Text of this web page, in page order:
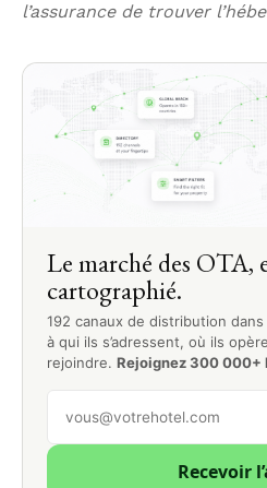
l’assurance de trouver
Le marché des OTA,
cartographié.
192 canaux de distribution
à qui ils s’adressent, où ils
rejoindre. Rejoignez 300 000+
Recevoir